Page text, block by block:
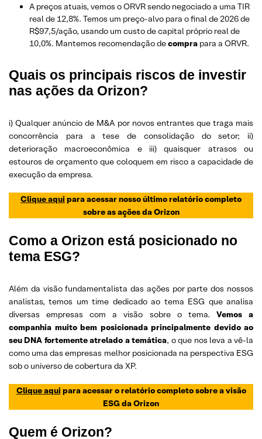
A preços atuais, vemos o ORVR sendo negociado a uma TIR
real de 12,8%. Temos um preço-alvo para o final de 2026 de
R$97,5/ação, usando um custo de capital próprio real de
10,0%. Mantemos recomendação decompra para a ORVR.
Quais os principais riscos de investir
nas ações da Orizon?
i) Qualquer anúncio de M&A por novos entrantes que traga mais
concorrência para a tese de consolidação do setor; ii)
deterioração macroeconômica e iii) quaisquer atrasos ou
estouros de orçamento que coloquem em risco a capacidade de
execução da empresa.
Clique aquipara acessar nosso último relatório completo
sobre as ações da Orizon
Como a Orizon está posicionado no
tema ESG?
Além da visão fundamentalista das ações por parte dos nossos
analistas, temos um time dedicado ao tema ESG que analisa
diversas empresas com a visão sobre o tema. Vemos a
companhia muito bem posicionada principalmente devido ao
seu DNA fortemente atrelado a temática, o que nos leva a vê-la
como uma das empresas melhor posicionada na perspectiva ESG
sob o universo de cobertura da XP.
Clique aquipara acessar o relatório completo sobre a visão
ESG da Orizon
Quem é Orizon?